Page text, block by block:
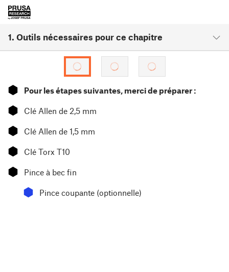
1. Outils nécessaires pour ce chapitre
⬢ Pour les étapes suivantes, merci de préparer :
⬢ Clé Allen de 2,5 mm
⬢ Clé Allen de 1,5 mm
⬢ Clé Torx T10
⬢ Pince à bec fin
⬢ Pince coupante (optionnelle)